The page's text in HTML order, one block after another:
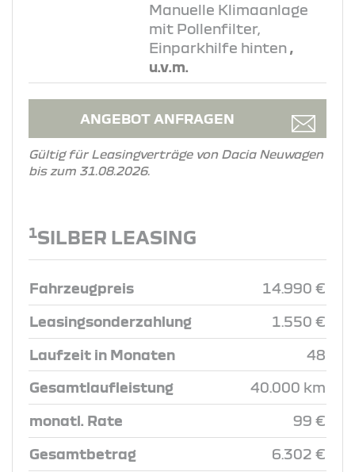
Manuelle Klimaanlage
mit Pollenfilter,
Einparkhilfe hinten ,
u.v.m.
ANGEBOT ANFRAGEN
Gültig für Leasingverträge von Dacia Neuwagen
bis zum 31.08.2026.
1SILBER LEASING
Fahrzeugpreis 14.990 €
Leasingsonderzahlung 1.550 €
Laufzeit in Monaten 48
Gesamtlaufleistung 40.000 km
monatl. Rate 99 €
Gesamtbetrag 6.302 €